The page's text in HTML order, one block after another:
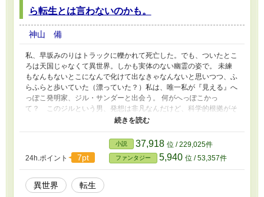
ら転生とは言わないのかも。
神山 備
私、早坂みのりはトラックに轢かれて死亡した。でも、ついたとこ
ろは天国じゃなくて異世界。しかも実体のない幽霊の姿で。 未練
もなんもないとこになんで化けて出なきゃなんないと思いつつ、ふ
らふらと歩いていた（漂っていた？）私は、唯一私が『見える』へ
っぽこ発明家、ジル・サンダーと出会う。 何がへっぽこかっ
て？ このジルという男、発想は非凡なんだけど、科学的根拠がそ
れについていってない。そこで、私がちょっと助言したら…… こ
て出た国（ミラクロア）の発展に寄与するというか、暇なので産業
革命を起こしまくる、そんなお話。 なろうからのリメイクです。
書き直しつつ完結を目指します。
24h.ポイント 7pt
小説 37,918 位 / 229,025件
ファンタジー 5,940 位 / 53,357件
異世界 転生